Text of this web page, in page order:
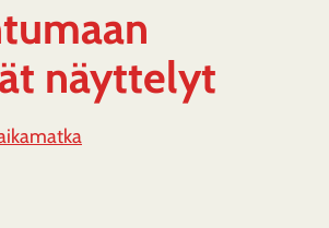
näyttelyt